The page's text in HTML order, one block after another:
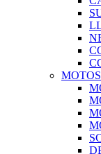
MOTOS